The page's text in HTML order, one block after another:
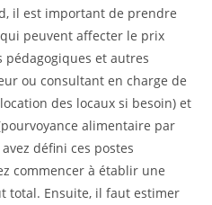
il est important de prendre
peuvent affecter le prix
et autres
ou consultant en charge de
des locaux si besoin) et
alimentaire par
défini ces postes
commencer à établir une
total. Ensuite, il faut estimer